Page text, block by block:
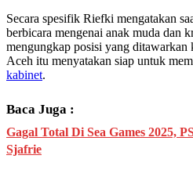
Secara spesifik Riefki mengatakan
berbicara mengenai anak muda dan
mengungkap posisi yang ditawarkan
Aceh itu menyatakan siap untuk
kabinet.
Baca Juga :
Gagal Total Di Sea Games 2025,
Sjafrie